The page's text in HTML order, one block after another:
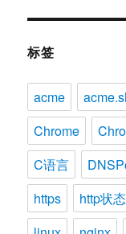
标签
acme
Chrome
C语言
https
http状